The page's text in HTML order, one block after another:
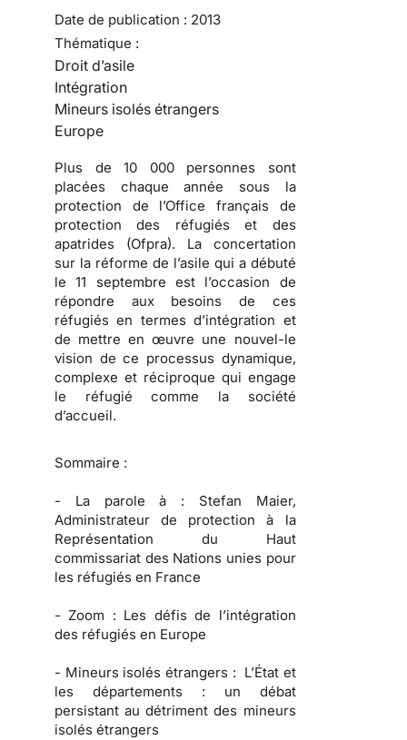
Date de publication : 2013
Thématique :
Droit d’asile
Intégration
Mineurs isolés étrangers
Europe
Plus de 10 000 personnes sont
placées chaque année sous la
protection de l’Office français de
protection des réfugiés et des
apatrides (Ofpra). La concertation
sur la réforme de l’asile qui a débuté
le 11 septembre est l’occasion de
répondre aux besoins de ces
réfugiés en termes d’intégration et
de mettre en œuvre une nouvel-le
vision de ce processus dynamique,
complexe et réciproque qui engage
le réfugié comme la société
d’accueil.
Sommaire :
- La parole à : Stefan Maier,
Administrateur de protection à la
Représentation du Haut
commissariat des Nations unies pour
les réfugiés en France
- Zoom : Les défis de l’intégration
des réfugiés en Europe
- Mineurs isolés étrangers : L’État et
les départements : un débat
persistant au détriment des mineurs
isolés étrangers